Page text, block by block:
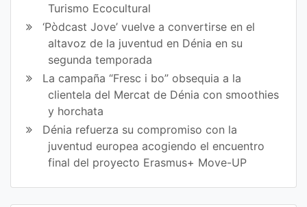
Turismo Ecocultural
‘Pòdcast Jove’ vuelve a convertirse en el
altavoz de la juventud en Dénia en su
segunda temporada
La campaña “Fresc i bo” obsequia a la
clientela del Mercat de Dénia con smoothies
y horchata
Dénia refuerza su compromiso con la
juventud europea acogiendo el encuentro
final del proyecto Erasmus+ Move-UP